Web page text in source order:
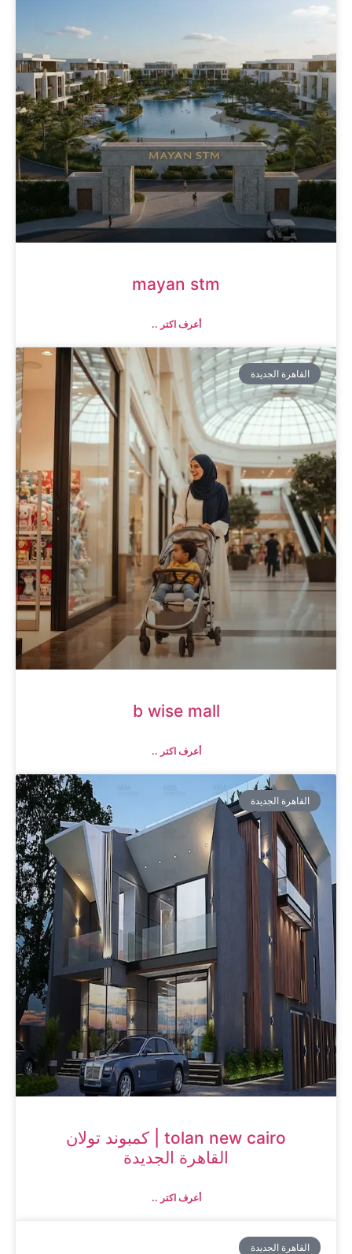
mayan stm
أعرف اكتر ..
القاهرة الجديدة
b wise mall
أعرف اكتر ..
القاهرة الجديدة
tolan new cairo | كمبوند تولان
القاهرة الجديدة
أعرف اكتر ..
القاهرة الجديدة